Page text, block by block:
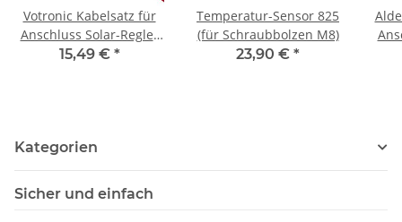
Votronic Kabelsatz für
Anschluss Solar-Regler
an EBL
15,49 € *
Temperatur-Sensor 825
(für Schraubbolzen M8)
23,90 € *
Kategorien
Sicher und einfach